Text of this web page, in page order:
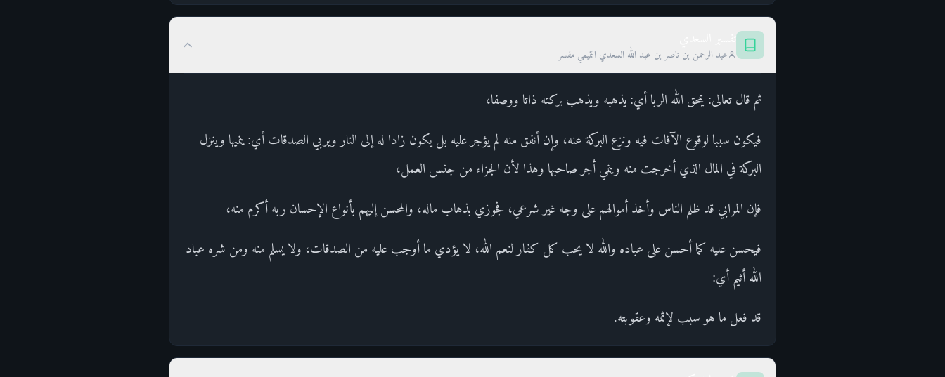
عبد الرحمن بن ناصر بن عبد الله السعدي التميمي مفسر
ثم قال تعالى: يمحق الله الربا أي: يذهبه ويذهب بركته ذاتا ووصفا،
فيكون سببا لوقوع الآفات فيه ونزع البركة عنه، وإن أنفق منه لم يؤجر عليه بل يكون زادا له إلى النار ويربي الصدقات أي: ينميها وينزل
البركة في المال الذي أخرجت منه وينمي أجر صاحبها وهذا لأن الجزاء من جنس العمل،
فإن المرابي قد ظلم الناس وأخذ أموالهم على وجه غير شرعي، فجوزي بذهاب ماله، والمحسن إليهم بأنواع الإحسان ربه أكرم منه،
فيحسن عليه كما أحسن على عباده والله لا يحب كل كفار لنعم الله، لا يؤدي ما أوجب عليه من الصدقات، ولا يسلم منه ومن شره عباد
الله أثيم أي:
قد فعل ما هو سبب لإثمه وعقوبته.